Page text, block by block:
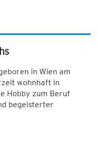
in Wien am
wohnhaft in
Hobby zum Beruf
begeisterter